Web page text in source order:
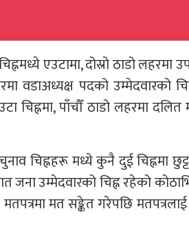
एउटामा, दोस्रो ठाडो लहरमा
वडाअध्यक्ष पदको उम्मेदवारको
चिह्नमा, पाँचौँ ठाडो लहरमा दलित
चिह्नहरू मध्ये कुनै दुई चिह्नमा
उम्मेदवारको चिह्न रहेको
मत सङ्केत गरेपछि मतपत्रलाई